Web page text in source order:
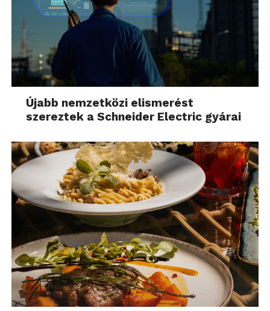
Újabb nemzetközi elismerést
szereztek a Schneider Electric gyárai